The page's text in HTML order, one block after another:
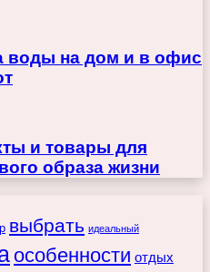
воды на дом и в офис
и товары для
образа жизни
выбрать идеальный
особенности отдых